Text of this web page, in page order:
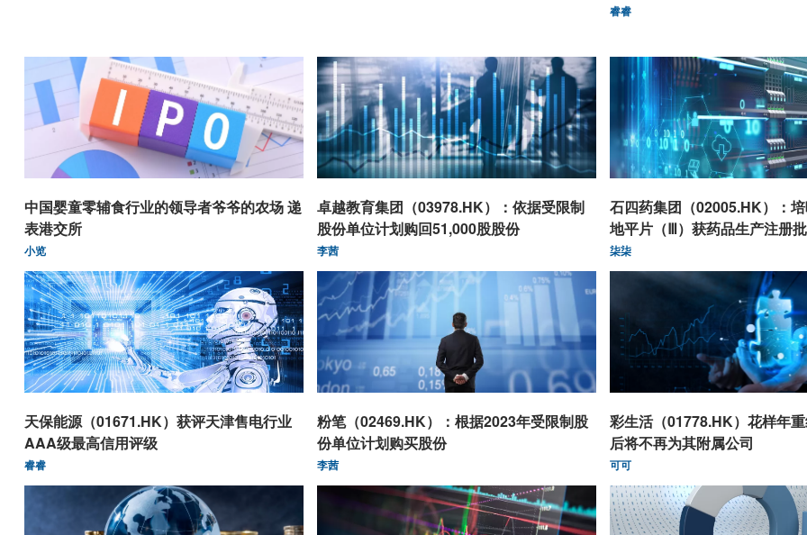
睿睿
中国婴童零辅食行业的领导者爷爷的农场 递
表港交所
小览
卓越教育集团（03978.HK）：依据受限制
股份单位计划购回51,000股股份
李茜
石四药集团（02005.HK）：
地平片（Ⅲ）获药品生产注册
柒柒
天保能源（01671.HK）获评天津售电行业
AAA级最高信用评级
睿睿
粉笔（02469.HK）：根据2023年受限制股
份单位计划购买股份
李茜
彩生活（01778.HK）花样年
后将不再为其附属公司
可可